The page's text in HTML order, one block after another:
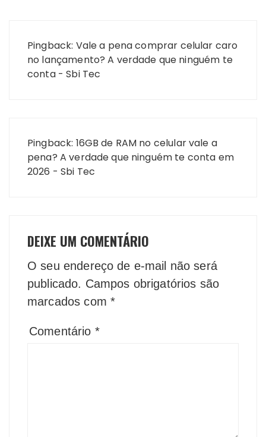
Pingback: Vale a pena comprar celular caro
no lançamento? A verdade que ninguém te
conta - Sbi Tec
Pingback: 16GB de RAM no celular vale a
pena? A verdade que ninguém te conta em
2026 - Sbi Tec
DEIXE UM COMENTÁRIO
O seu endereço de e-mail não será
publicado. Campos obrigatórios são
marcados com *
Comentário *